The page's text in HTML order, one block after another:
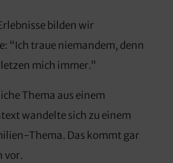
bilden wir
“Ich traue niemandem, denn
mich immer.”
Thema aus einem
wandelte sich zu einem
Thema. Das kommt gar
vor.